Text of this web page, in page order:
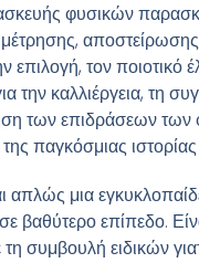
φυσικών
μέτρησης,
επιλογή, τον
την καλλιέργεια, τη
των επιδράσεων των
παγκόσμιας
απλώς μια
βαθύτερο επίπεδο.
συμβουλή ειδικών